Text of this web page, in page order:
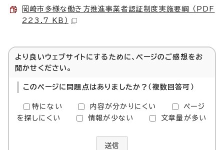
岡崎市多様な働き方推進事業者認証制度実施要綱 （PDF
223.7 KB）
より良いウェブサイトにするために、ページのご感想をお
聞かせください。
このページに問題点はありましたか？（複数回答可）
特にない 内容が分かりにくい
ページ
を探しにくい
情報が少ない 文章量が多い
送信